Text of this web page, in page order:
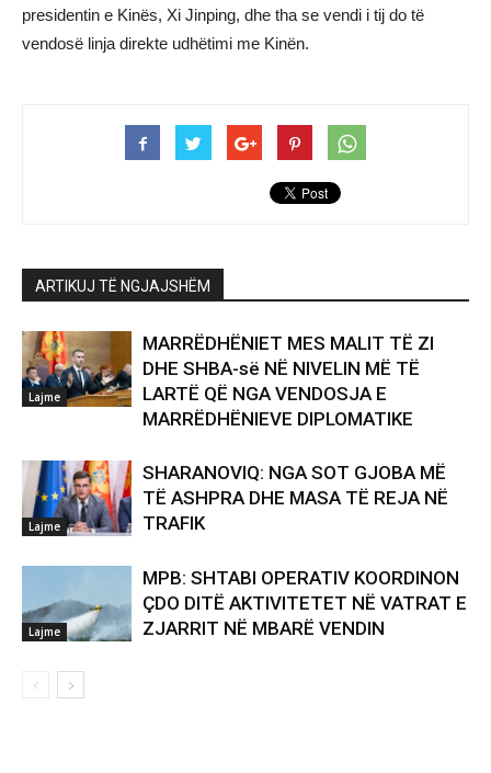
presidentin e Kinës, Xi Jinping, dhe tha se vendi i tij do të
vendosë linja direkte udhëtimi me Kinën.
ARTIKUJ TË NGJAJSHËM
Lajme
MARRËDHËNIET MES MALIT TË ZI
DHE SHBA-së NË NIVELIN MË TË
LARTË QË NGA VENDOSJA E
MARRËDHËNIEVE DIPLOMATIKE
Lajme
SHARANOVIQ: NGA SOT GJOBA MË
TË ASHPRA DHE MASA TË REJA NË
TRAFIK
Lajme
MPB: SHTABI OPERATIV KOORDINON
ÇDO DITË AKTIVITETET NË VATRAT E
ZJARRIT NË MBARË VENDIN